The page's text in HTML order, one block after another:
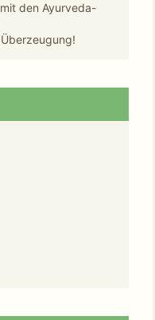
den Ayurveda-